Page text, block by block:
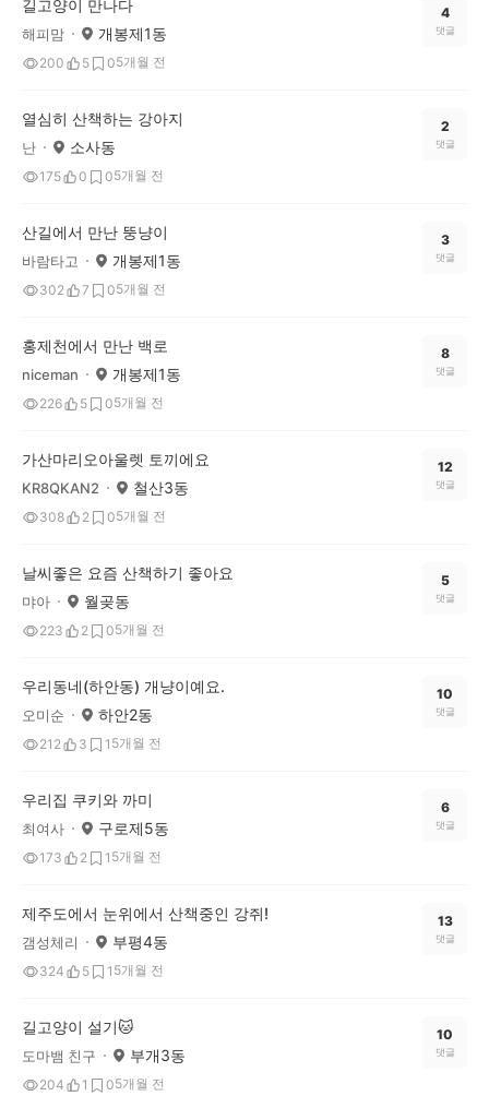
길고양이 만나다
해피맘 개봉제1동
200 5 05개월 전
4
댓글
열심히 산책하는 강아지
난 소사동
175 0 05개월 전
2
댓글
산길에서 만난 뚱냥이
바람타고 개봉제1동
302 7 05개월 전
3
댓글
홍제천에서 만난 백로
niceman 개봉제1동
226 5 05개월 전
8
댓글
가산마리오아울렛 토끼에요
KR8QKAN2 철산3동
308 2 05개월 전
12
댓글
날씨좋은 요즘 산책하기 좋아요
먀아 월곶동
223 2 05개월 전
5
댓글
우리동네(하안동) 개냥이예요.
오미순 하안2동
212 3 1 5개월 전
10
댓글
우리집 쿠키와 까미
최여사 구로제5동
173 2 1 5개월 전
6
댓글
제주도에서 눈위에서 산책중인 강쥐!
갬성체리 부평4동
324 5 1 5개월 전
13
댓글
길고양이 설기🐱
도마뱀 친구 부개3동
204 1 05개월 전
10
댓글